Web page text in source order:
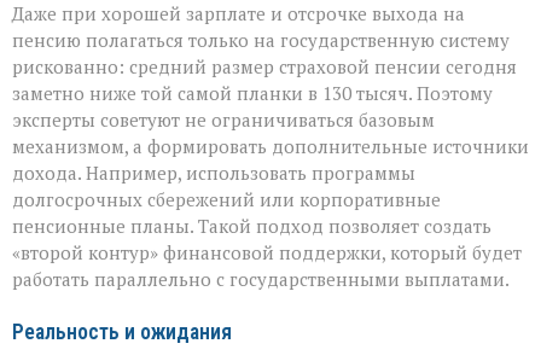
Даже при хорошей зарплате и отсрочке выхода на
пенсию полагаться только на государственную систему
рискованно: средний размер страховой пенсии сегодня
заметно ниже той самой планки в 130 тысяч. Поэтому
эксперты советуют не ограничиваться базовым
механизмом, а формировать дополнительные источники
дохода. Например, использовать программы
долгосрочных сбережений или корпоративные
пенсионные планы. Такой подход позволяет создать
«второй контур» финансовой поддержки, который будет
работать параллельно с государственными выплатами.
Реальность и ожидания